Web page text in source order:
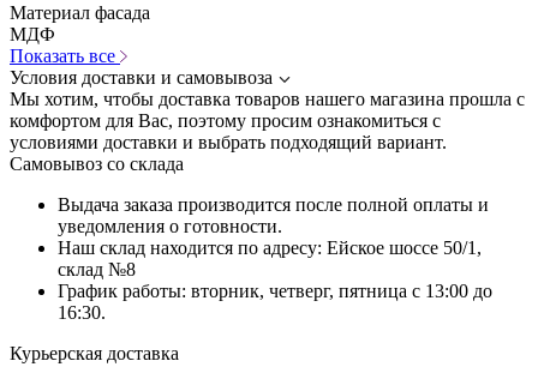
Материал фасада
МДФ
Показать все
Условия доставки и самовывоза
Мы хотим, чтобы доставка товаров нашего магазина прошла с
комфортом для Вас, поэтому просим ознакомиться с
условиями доставки и выбрать подходящий вариант.
Самовывоз со склада
Выдача заказа производится после полной оплаты и
уведомления о готовности.
Наш склад находится по адресу: Ейское шоссе 50/1,
склад №8
График работы: вторник, четверг, пятница с 13:00 до
16:30.
Курьерская доставка